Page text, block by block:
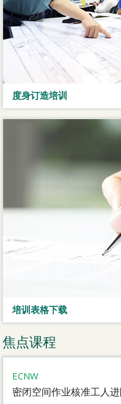
度身订造培训
培训表格下载
焦点课程
ECNW
密闭空间作业核准工人